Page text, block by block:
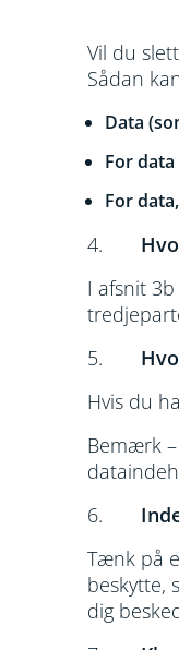
Vil du
Sådan
Data
For
For
4.
I afsnit 3b
5.
Hvis du
Bemærk
6.
Tænk på
beskytte,
dig